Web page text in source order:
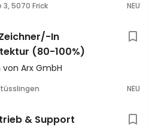
5070 Frick NEU
In
(80-100%)
Arx GmbH
NEU
& Support